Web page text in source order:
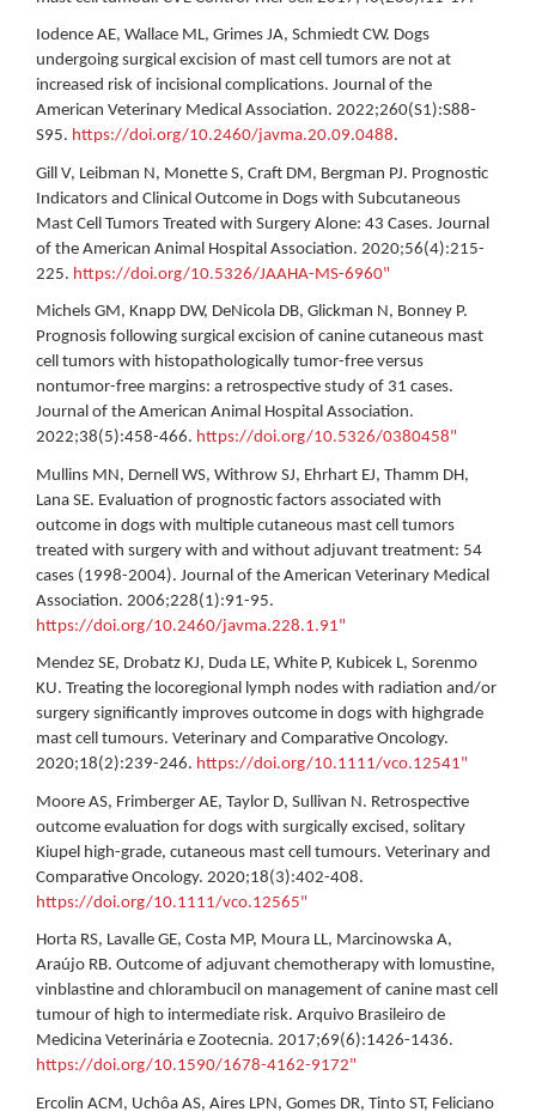
Iodence AE, Wallace ML, Grimes JA, Schmiedt CW. Dogs
undergoing surgical excision of mast cell tumors are not at
increased risk of incisional complications. Journal of the
American Veterinary Medical Association. 2022;260(S1):S88-
S95. https://doi.org/10.2460/javma.20.09.0488.
Gill V, Leibman N, Monette S, Craft DM, Bergman PJ. Prognostic
Indicators and Clinical Outcome in Dogs with Subcutaneous
Mast Cell Tumors Treated with Surgery Alone: 43 Cases. Journal
of the American Animal Hospital Association. 2020;56(4):215-
225. https://doi.org/10.5326/JAAHA-MS-6960"
Michels GM, Knapp DW, DeNicola DB, Glickman N, Bonney P.
Prognosis following surgical excision of canine cutaneous mast
cell tumors with histopathologically tumor-free versus
nontumor-free margins: a retrospective study of 31 cases.
Journal of the American Animal Hospital Association.
2022;38(5):458-466. https://doi.org/10.5326/0380458"
Mullins MN, Dernell WS, Withrow SJ, Ehrhart EJ, Thamm DH,
Lana SE. Evaluation of prognostic factors associated with
outcome in dogs with multiple cutaneous mast cell tumors
treated with surgery with and without adjuvant treatment: 54
cases (1998-2004). Journal of the American Veterinary Medical
Association. 2006;228(1):91-95.
https://doi.org/10.2460/javma.228.1.91"
Mendez SE, Drobatz KJ, Duda LE, White P, Kubicek L, Sorenmo
KU. Treating the locoregional lymph nodes with radiation and/or
surgery significantly improves outcome in dogs with highgrade
mast cell tumours. Veterinary and Comparative Oncology.
2020;18(2):239-246. https://doi.org/10.1111/vco.12541"
Moore AS, Frimberger AE, Taylor D, Sullivan N. Retrospective
outcome evaluation for dogs with surgically excised, solitary
Kiupel high-grade, cutaneous mast cell tumours. Veterinary and
Comparative Oncology. 2020;18(3):402-408.
https://doi.org/10.1111/vco.12565"
Horta RS, Lavalle GE, Costa MP, Moura LL, Marcinowska A,
Araújo RB. Outcome of adjuvant chemotherapy with lomustine,
vinblastine and chlorambucil on management of canine mast cell
tumour of high to intermediate risk. Arquivo Brasileiro de
Medicina Veterinária e Zootecnia. 2017;69(6):1426-1436.
https://doi.org/10.1590/1678-4162-9172"
Ercolin ACM, Uchôa AS, Aires LPN, Gomes DR, Tinto ST, Feliciano